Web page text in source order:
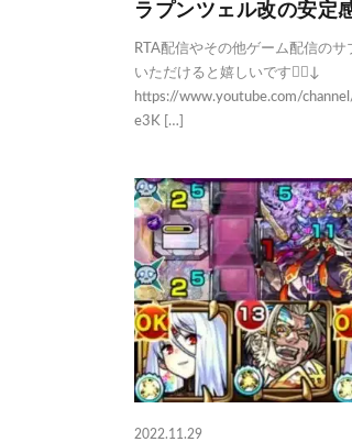
ラプンツェル改の安定
RTA配信やその他ゲーム配信の
いただけると嬉しいです🙇‍♂️↓
https://www.youtube.com/
e3K […]
2022.11.29